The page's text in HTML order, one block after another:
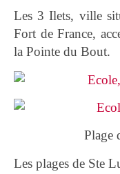
Les 3 Ilets, ville
Fort de France,
la Pointe du Bout.
Plage
Les plages de Ste